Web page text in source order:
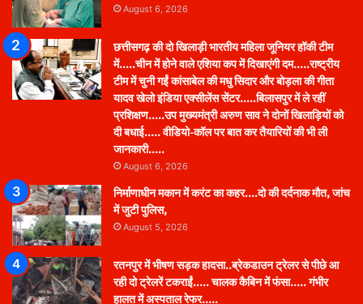
August 6, 2026
छत्तीसगढ़ की दो खिलाड़ी भारतीय महिला जूनियर हॉकी टीम
में…..चीन में होने वाले एशिया कप में दिखाएंगी दम…..राष्ट्रीय
टीम में चुनी गईं कांसाबेल की मधु सिदार और बोड़ला की गीता
यादव खेलो इंडिया एक्सीलेंस सेंटर…..बिलासपुर में ले रहीं
प्रशिक्षण…..उप मुख्यमंत्री अरुण साव ने दोनों खिलाड़ियों को
दी बधाई….. वीडियो-कॉल पर बात कर तैयारियों की भी ली
जानकारी…..
August 6, 2026
निर्माणाधीन मकान में करंट का कहर….दो की दर्दनाक मौत, जांच
में जुटी पुलिस,
August 5, 2026
रतनपुर में भीषण सड़क हादसा..ब्रेकडाउन ट्रेलर से पीछे आ
रही दो ट्रेलरें टकराईं….. चालक कैबिन में फंसा….. गंभीर
हालत में अस्पताल रेफर…..